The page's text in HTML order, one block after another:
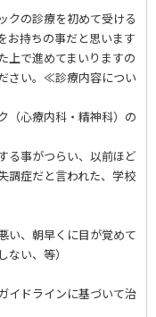
クの診療を初めて受ける
お持ちの事だと思います
上で進めてまいりますの
さい。≪診療内容につい
（心療内科・精神科）の
る事がつらい、以前ほど
調症だと言われた、学校
い、朝早くに目が覚めて
ない、等）
イドラインに基づいて治